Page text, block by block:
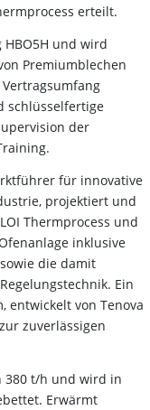
erteilt.
und wird
Premiumblechen
schlüsselfertige
der
für innovative
projektiert und
Thermprocess und
inklusive
die damit
Ein
entwickelt von Tenova
zuverlässigen
380 t/h und wird in
Erwärmt